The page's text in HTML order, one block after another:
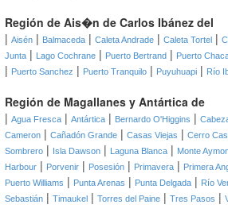
Región de Ais�n de Carlos Ibánez del
| Aisén | Balmaceda | Caleta Andrade | Caleta Tortel |
Junta | Lago Cochrane | Puerto Bertrand | Puerto
| Puerto Sanchez | Puerto Tranquilo | Puyuhuapi | Río
Región de Magallanes y Antártica de
| Agua Fresca | Antártica | Bernardo O'Higgins |
Cameron | Cañadón Grande | Casas Viejas | Cerro
Sombrero | Isla Dawson | Laguna Blanca | Monte
Harbour | Porvenir | Posesión | Primavera | Primera
Puerto Williams | Punta Arenas | Punta Delgada | Río
Sebastián | Timaukel | Torres del Paine | Tres Pasos |